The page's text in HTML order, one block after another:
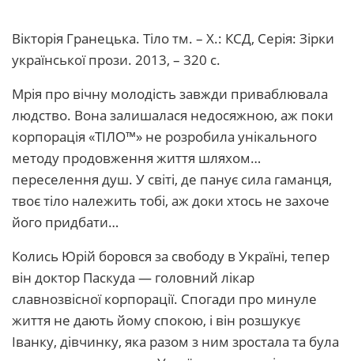
Вікторія Гранецька. Тіло тм. – Х.: КСД, Серія: Зірки
української прози. 2013, – 320 с.
Мрія про вічну молодість завжди приваблювала
людство. Вона залишалася недосяжною, аж поки
корпорація «ТІЛО™» не розробила унікального
методу продовження життя шляхом…
переселення душ. У світі, де панує сила гаманця,
твоє тіло належить тобі, аж доки хтось не захоче
його придбати…
Колись Юрій боровся за свободу в Україні, тепер
він доктор Паскуда — головний лікар
славнозвісної корпорації. Спогади про минуле
життя не дають йому спокою, і він розшукує
Іванку, дівчинку, яка разом з ним зростала та була